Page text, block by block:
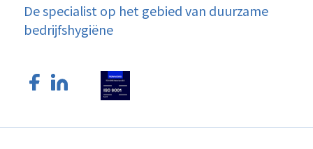
De specialist op het gebied van duurzame
bedrijfshygiëne